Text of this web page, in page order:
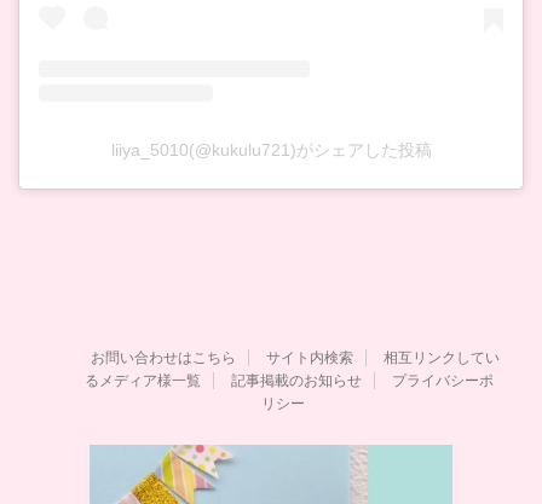
liiya_5010(@kukulu721)がシェアした投稿
お問い合わせはこちら サイト内検索
相互リンクしてい
るメディア様一覧
記事掲載のお知らせ
プライバシーポ
リシー